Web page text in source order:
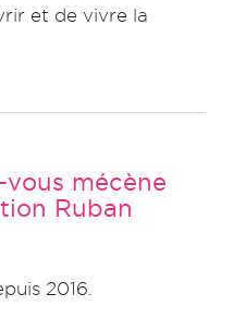
et de vivre la
mécène
Ruban
2016.